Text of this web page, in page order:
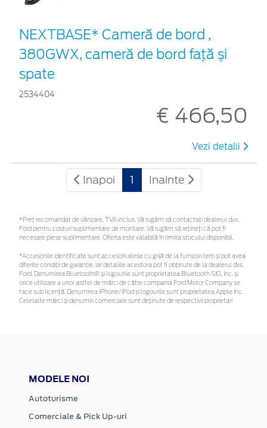
NEXTBASE* Cameră de bord ,
380GWX, cameră de bord față și
spate
2534404
€ 466,50
Vezi detalii
Inapoi 1 Inainte
*Preţ recomandat de vânzare, TVA inclus. Vă rugăm să contactaţi dealerul dvs.
Ford pentru costuri suplimentare de montare. Vă rugăm să rețineți că pot fi
necesare piese suplimentare. Oferta este valabilă în limita stocului disponibil.
*Accesoriile identificate sunt accesorii alese cu grijă de la furnizori terți și pot avea
diferite condiții de garanție, iar detaliile acestora pot fi obținute de la dealerul dvs.
Ford. Denumirea Bluetooth® și logourile sunt proprietatea Bluetooth SIG, Inc. și
orice utilizare a unor astfel de mărci de către compania Ford Motor Company se
face sub licență. Denumirea iPhone/iPod și logourile sunt proprietatea Apple Inc.
Celelalte mărci și denumiri comerciale sunt deținute de respectivii proprietari
MODELE NOI
Autoturisme
Comerciale & Pick Up-uri